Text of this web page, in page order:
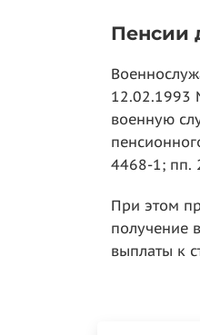
Пенсии
12.02.1993
военную
4468-1; пп.
При этом
получение
выплаты к